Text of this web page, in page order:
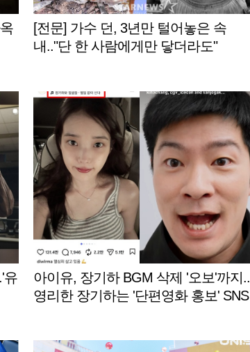
[전문] 가수 던, 3년만 털어놓은 속
내.."단 한 사람에게만 닿더라도"
유
아이유, 장기하 BGM 삭제 '오보'까지..
영리한 장기하는 '단편영화 홍보' SNS